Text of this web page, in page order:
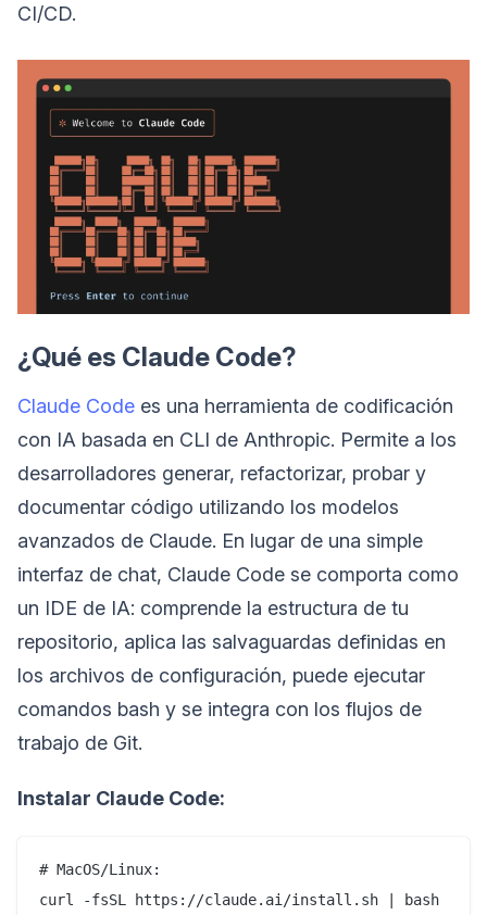
CI/CD.
¿Qué es Claude Code?
Claude Code es una herramienta de codificación
con IA basada en CLI de Anthropic. Permite a los
desarrolladores generar, refactorizar, probar y
documentar código utilizando los modelos
avanzados de Claude. En lugar de una simple
interfaz de chat, Claude Code se comporta como
un IDE de IA: comprende la estructura de tu
repositorio, aplica las salvaguardas definidas en
los archivos de configuración, puede ejecutar
comandos bash y se integra con los flujos de
trabajo de Git.
Instalar Claude Code:
# MacOS/Linux:
curl -fsSL https://claude.ai/install.sh | bash